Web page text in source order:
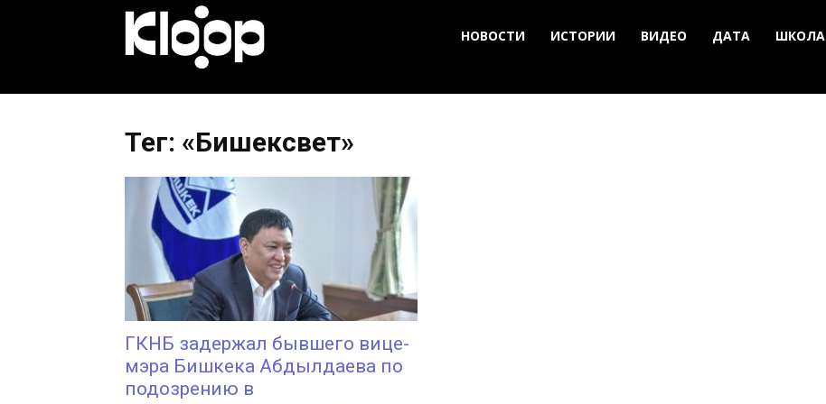
Новости
Кыргызстана
НОВОСТИ ИСТОРИИ ВИДЕО ДАТА ШКОЛА
Тег: «Бишексвет»
ГКНБ задержал бывшего вице-
мэра Бишкека Абдылдаева по
подозрению в